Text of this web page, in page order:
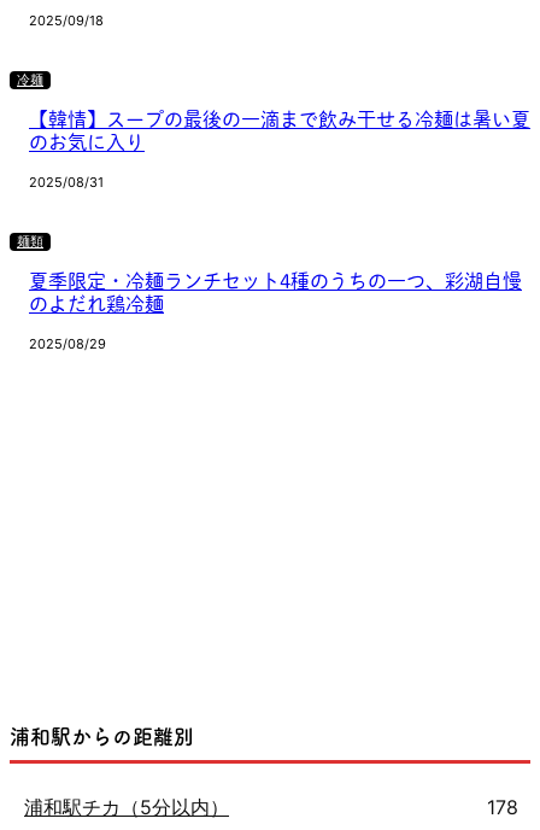
2025/09/18
冷麺
【韓情】スープの最後の一滴まで飲み干せる冷麺は暑い夏
のお気に入り
2025/08/31
麺類
夏季限定・冷麺ランチセット4種のうちの一つ、彩湖自慢
のよだれ鶏冷麺
2025/08/29
浦和駅からの距離別
浦和駅チカ（5分以内）
178